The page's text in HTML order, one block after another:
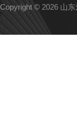
Copyright © 2026 山